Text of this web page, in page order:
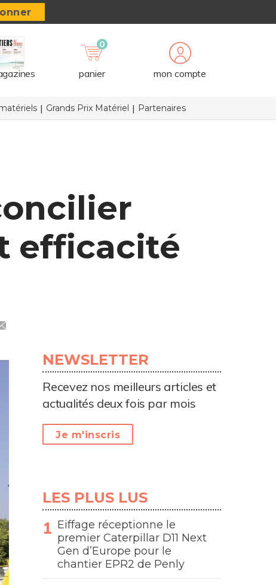
0
panier mon compte
Grands Prix Matériel Partenaires
efficacité
NEWSLETTER
Recevez nos meilleurs articles et
actualités deux fois par mois
Je m'inscris
LES PLUS LUS
Eiffage réceptionne le
premier Caterpillar D11 Next
Gen d’Europe pour le
chantier EPR2 de Penly